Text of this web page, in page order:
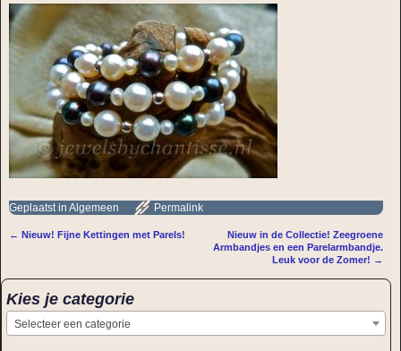
Geplaatst in Algemeen Permalink
← Nieuw! Fijne Kettingen met Parels!
Nieuw in de Collectie! Zeegroene
Armbandjes en een Parelarmbandje.
Leuk voor de Zomer! →
Kies je categorie
Selecteer een categorie